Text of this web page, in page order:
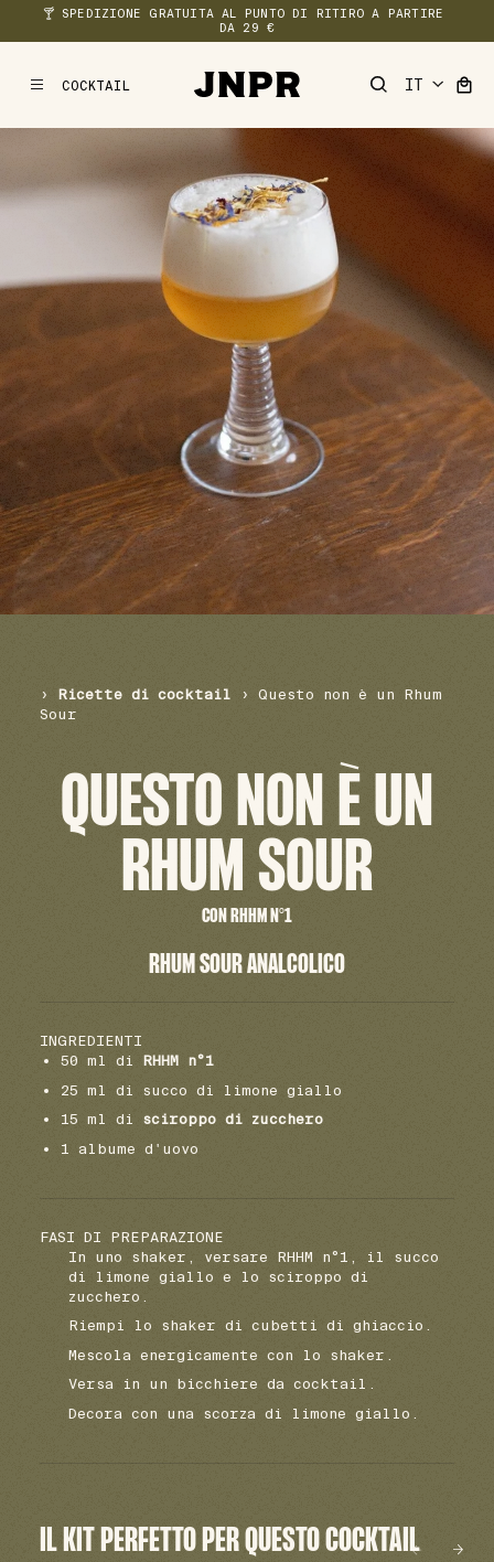
🍸 SPEDIZIONE GRATUITA AL PUNTO DI RITIRO A PARTIRE
DA 29 €
COCKTAIL
› Ricette di cocktail › Questo non è un Rhum
Sour
QUESTO NON È UN
RHUM SOUR
CON RHHM N°1
RHUM SOUR ANALCOLICO
INGREDIENTI
50 ml di RHHM n°1
25 ml di succo di limone giallo
15 ml di sciroppo di zucchero
1 albume d'uovo
FASI DI PREPARAZIONE
In uno shaker, versare RHHM n°1, il succo
di limone giallo e lo sciroppo di
zucchero.
Riempi lo shaker di cubetti di ghiaccio.
Mescola energicamente con lo shaker.
Versa in un bicchiere da cocktail.
Decora con una scorza di limone giallo.
IL KIT PERFETTO PER QUESTO COCKTAIL